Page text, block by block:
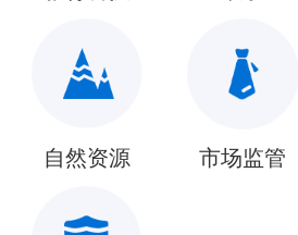
自然资源 市场监管